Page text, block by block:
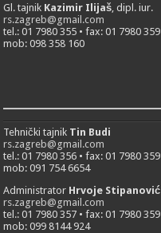
Gl. tajnik Kazimir Ilijaš , dipl. iur.
rs.zagreb@gmail.com
tel.: 01 7980 355 • fax: 01 7980 359
mob: 098 358 160
Tehnički tajnik Tin Budi
rs.zagreb@gmail.com
tel.: 01 7980 356 • fax: 01 7980 359
mob: 091 754 6654
Administrator Hrvoje Stipanović
rs.zagreb@gmail.com
tel.: 01 7980 357 • fax: 01 7980 359
mob: 099 8144 924